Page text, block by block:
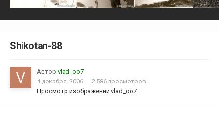
Shikotan-88
Автор vlad_oo7
4 декабря, 2006
2 586 просмотров
Просмотр изображений vlad_oo7